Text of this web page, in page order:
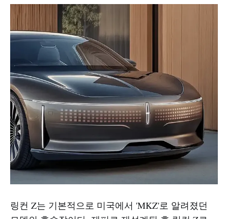
링컨 Z는 기본적으로 미국에서 'MKZ'로 알려졌던